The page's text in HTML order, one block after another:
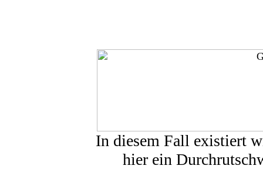
In diesem Fall existiert
hier ein